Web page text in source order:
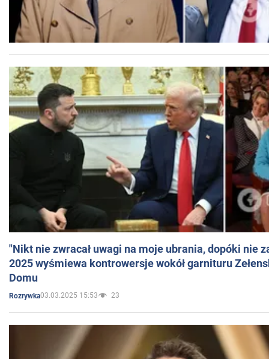
"Nikt nie zwracał uwagi na moje ubrania, dopóki nie
2025 wyśmiewa kontrowersje wokół garnituru
Domu
Rozrywka03.03.2025 15:53 23